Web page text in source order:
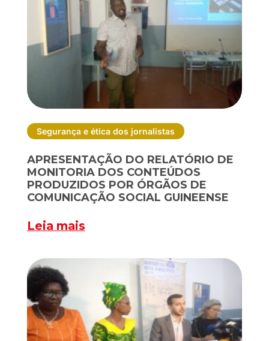
Segurança e ética dos jornalistas
APRESENTAÇÃO DO RELATÓRIO DE
MONITORIA DOS CONTEÚDOS
PRODUZIDOS POR ÓRGÃOS DE
COMUNICAÇÃO SOCIAL GUINEENSE
Leia mais